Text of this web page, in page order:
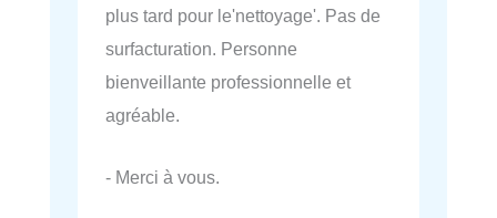
plus tard pour le'nettoyage'. Pas de
surfacturation. Personne
bienveillante professionnelle et
agréable.
- Merci à vous.